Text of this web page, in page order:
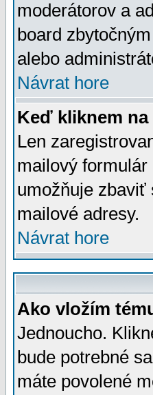
moderátorov a
board
alebo
Návrat hore
Keď kliknem
Len
mailový
umožňuje zbaviť
mailové adresy.
Návrat hore
Ako vložím
Jednoucho.
bude potrebné
máte povolené